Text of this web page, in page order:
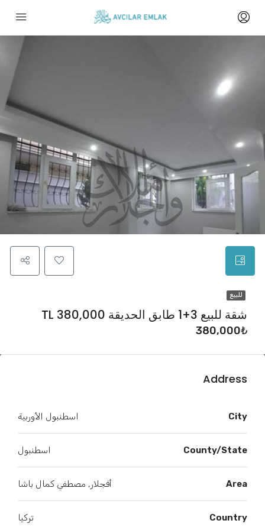
للبيع
شقة للبيع 3+1 طابق الحديقة TL 380,000
380,000₺
Address
City اسطنبول الأوربية
County/State اسطنبول
Area أفجلار, مصطفي كمال باشا
Country تركيا